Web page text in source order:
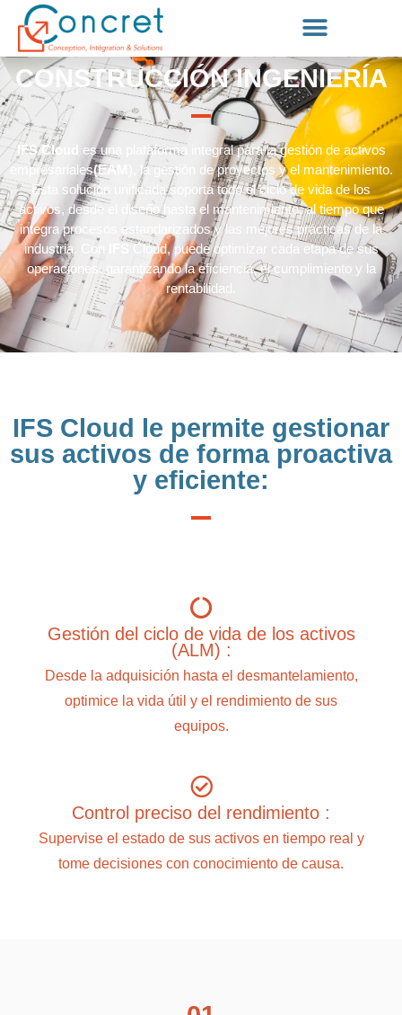
CONSTRUCCIÓN INGENIERÍA
IFS Cloud es una plataforma integral para la gestión de activos
empresariales(EAM
), la gestión de proyectos y el mantenimiento.
Esta solución unificada soporta todo el ciclo de vida de los
activos, desde el diseño hasta el mantenimiento, al tiempo que
integra procesos estandarizados y las mejores prácticas de la
industria. Con
Cloud, puede optimizar cada etapa de sus
operaciones, garantizando la eficiencia, el cumplimiento y la
rentabilidad.
IFS Cloud le permite gestionar
sus activos de forma proactiva
y eficiente:
Gestión del ciclo de vida de los activos
(ALM) :
Desde la adquisición hasta el desmantelamiento,
optimice la vida útil y el rendimiento de sus
equipos.
Control preciso del rendimiento :
Supervise el estado de sus activos en tiempo real y
tome decisiones con conocimiento de causa.